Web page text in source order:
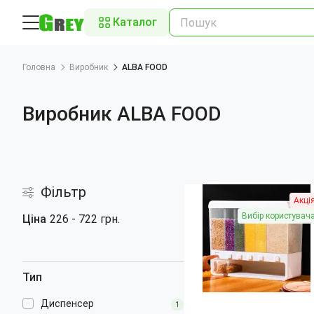
Каталог
Головна Виробник ALBA FOOD
Виробник ALBA FOOD
Вибір
Фільтр
226 - 722 грн.
Ціна
Тип
Диспенсер 1